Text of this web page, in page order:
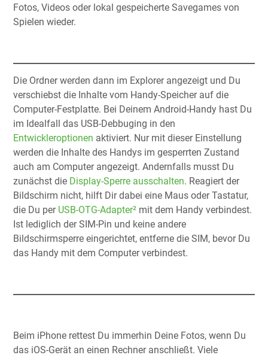
Fotos, Videos oder lokal gespeicherte Savegames von
Spielen wieder.
Die Ordner werden dann im Explorer angezeigt und Du
verschiebst die Inhalte vom Handy-Speicher auf die
Computer-Festplatte. Bei Deinem Android-Handy hast Du
im Idealfall das USB-Debbuging in den
Entwickleroptionen aktiviert. Nur mit dieser Einstellung
werden die Inhalte des Handys im gesperrten Zustand
auch am Computer angezeigt. Andernfalls musst Du
zunächst die Display-Sperre ausschalten. Reagiert der
Bildschirm nicht, hilft Dir dabei eine Maus oder Tastatur,
die Du per USB-OTG-Adapter² mit dem Handy verbindest.
Ist lediglich der SIM-Pin und keine andere
Bildschirmsperre eingerichtet, entferne die SIM, bevor Du
das Handy mit dem Computer verbindest.
Beim iPhone rettest Du immerhin Deine Fotos, wenn Du
das iOS-Gerät an einen Rechner anschließt. Viele